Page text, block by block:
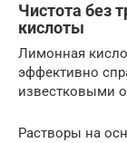
Чистота без
кислоты
Лимонная
эффективно
известковыми
Растворы на